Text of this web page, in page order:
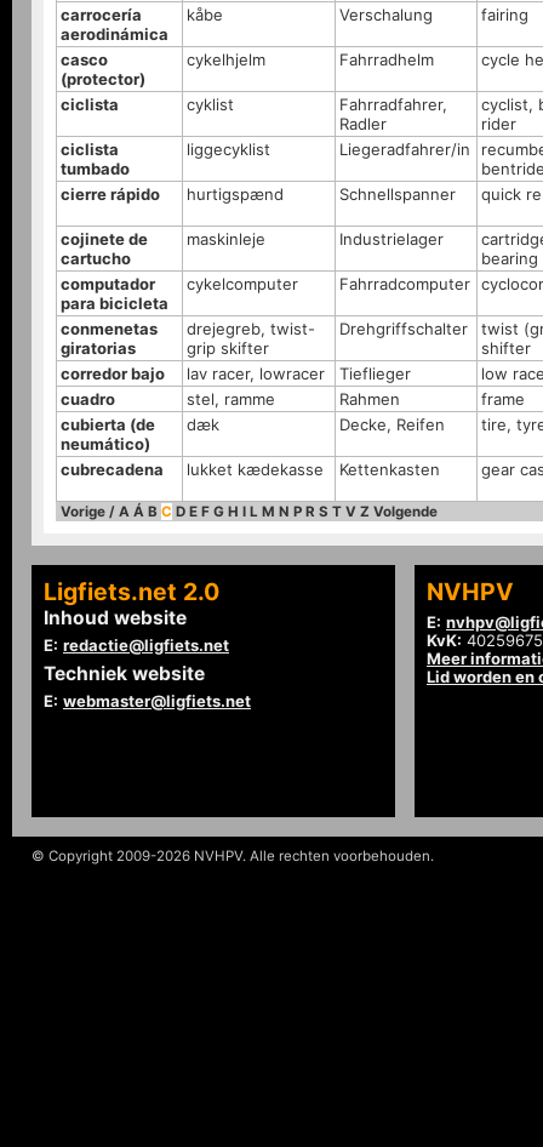
carrocería
aerodinámica
kåbe Verschalung fairing
casco
(protector)
cykelhjelm Fahrradhelm cycle
ciclista cyklist
Fahrradfahrer,
Radler
cyclist,
rider
ciclista
tumbado
liggecyklist Liegeradfahrer/in
cierre rápido
hurtigspænd Schnellspanner quick
cojinete de
cartucho
maskinleje Industrielager
bearing
computador
para bicicleta
cykelcomputer Fahrradcomputer
conmenetas
giratorias
drejegreb, twist-
grip skifter
Drehgriffschalter
twist
shifter
corredor bajo
lav racer, lowracer Tieflieger
low
cuadro
stel, ramme Rahmen
frame
cubierta (de
neumático)
dæk Decke, Reifen tire,
cubrecadena lukket kædekasse Kettenkasten gear
Vorige / A Á B C D E F G H I L M N P R S T V Z Volgende
Ligfiets.net 2.0
Inhoud website
E: redactie@ligfiets.net
Techniek website
E: webmaster@ligfiets.net
NVHPV
E:
KvK: 40259675
Meer
Lid worden en
© Copyright 2009-2026 NVHPV. Alle rechten voorbehouden.